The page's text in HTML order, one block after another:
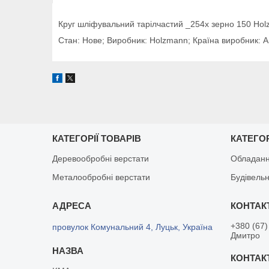
Круг шліфувальний тарілчастий _254x зерно 150
Стан: Нове; Виробник: Holzmann; Країна виробник:
КАТЕГОРІЇ ТОВАРІВ
Деревообробні верстати
Металообробні верстати
провулок Комунальний 4, Луцьк, Україна
+380
Дмитро